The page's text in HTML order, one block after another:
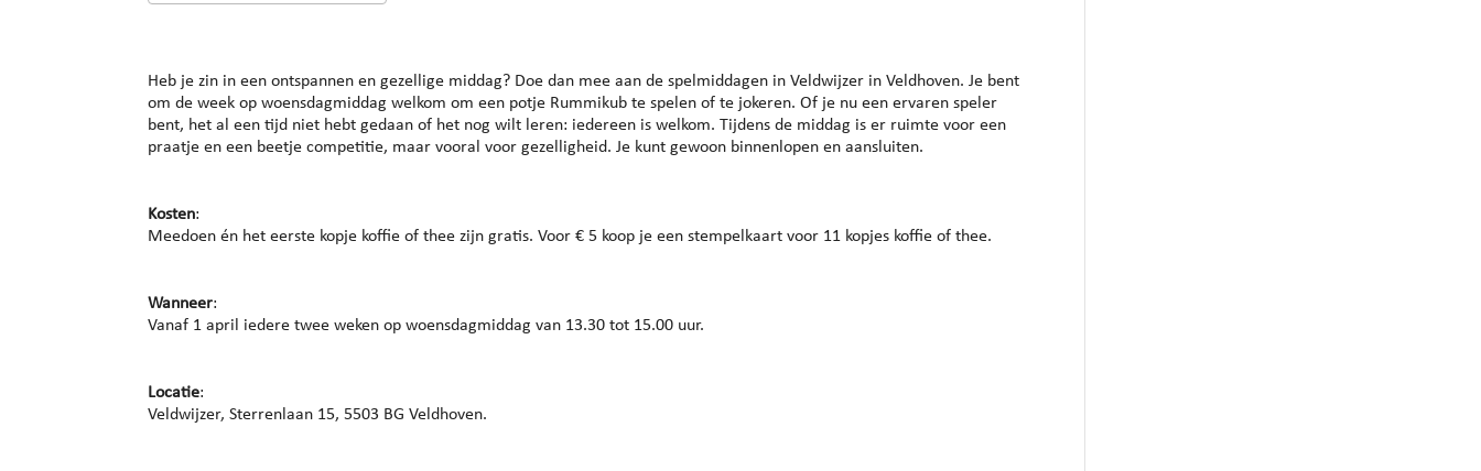
Heb je zin in een ontspannen en gezellige middag? Doe dan mee aan de spelmiddagen in Veldwijzer in Veldhoven. Je bent
om de week op woensdagmiddag welkom om een potje Rummikub te spelen of te jokeren. Of je nu een ervaren speler
bent, het al een tijd niet hebt gedaan of het nog wilt leren: iedereen is welkom. Tijdens de middag is er ruimte voor een
praatje en een beetje competitie, maar vooral voor gezelligheid. Je kunt gewoon binnenlopen en aansluiten.
Kosten:
Meedoen én het eerste kopje koffie of thee zijn gratis. Voor € 5 koop je een stempelkaart voor 11 kopjes koffie of thee.
Wanneer:
Vanaf 1 april iedere twee weken op woensdagmiddag van 13.30 tot 15.00 uur.
Locatie:
Veldwijzer, Sterrenlaan 15, 5503 BG Veldhoven.